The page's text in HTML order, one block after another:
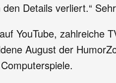
Details verliert.“
YouTube, zahlreiche
August der